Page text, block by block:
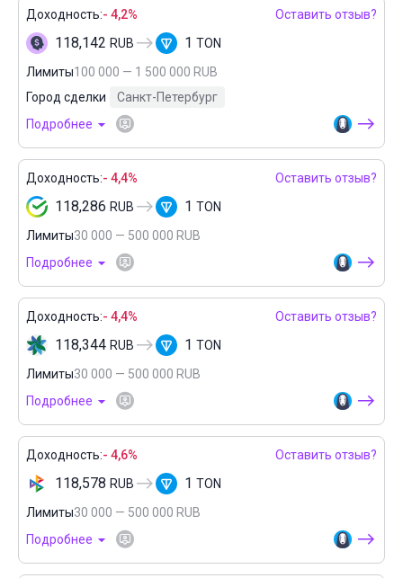
Доходность:- 4,2% Оставить отзыв?
118,142 RUB 1 TON
Лимиты100 000 — 1 500 000 RUB
Город сделки
Санкт-Петербург
Подробнее
Доходность:- 4,4% Оставить отзыв?
118,286 RUB 1 TON
Лимиты30 000 — 500 000 RUB
Подробнее
Доходность:- 4,4% Оставить отзыв?
118,344 RUB 1 TON
Лимиты30 000 — 500 000 RUB
Подробнее
Доходность:- 4,6% Оставить отзыв?
118,578 RUB 1 TON
Лимиты30 000 — 500 000 RUB
Подробнее